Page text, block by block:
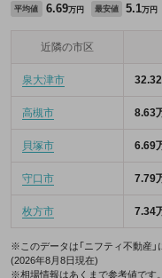
平均値 6.69万円 最安値 5.1万円
近隣の市区
泉大津市
高槻市 8.63
貝塚市 6.69
守口市 7.79
枚方市 7.34
※このデータは「ニフティ不動産
(2026年8月8日現在)
※相場情報はあくまで参考値です